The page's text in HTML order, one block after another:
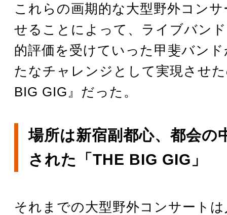
これらの画期的な大型野外コン
せることによって、ライブバン
的評価を受けていった甲斐バン
たなチャレンジとして実現させ
BIG GIG』だった。
場所は新宿副都心、都会の
された「THE BIG GIG」
それまでの大型野外コンサート